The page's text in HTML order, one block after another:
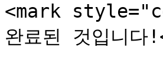
<mark
완료된 것입니다